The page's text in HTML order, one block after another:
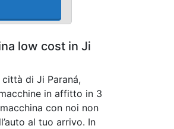
low cost in Ji
di Ji Paraná,
in affitto in 3
con noi non
al tuo arrivo. In